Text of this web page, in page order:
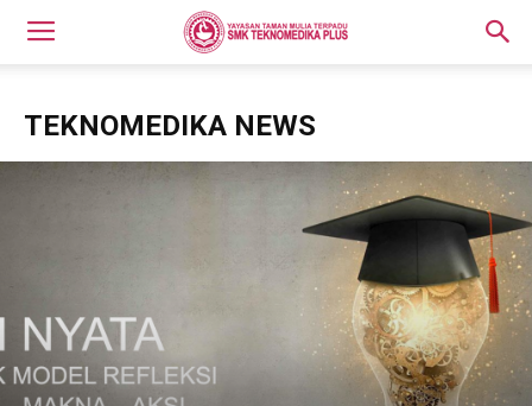
TEKNOMEDIKA NEWS